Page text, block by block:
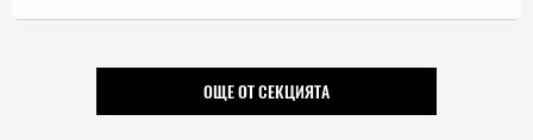
ОЩЕ ОТ СЕКЦИЯТА